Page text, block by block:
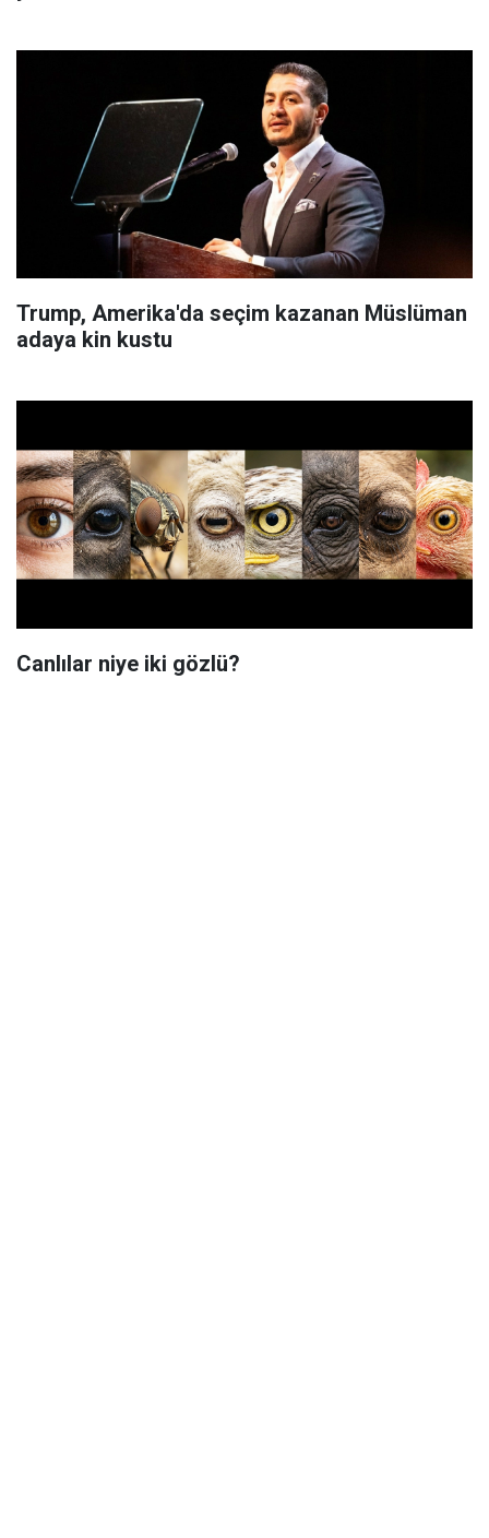
Trump, Amerika'da seçim kazanan Müslüman
adaya kin kustu
Canlılar niye iki gözlü?